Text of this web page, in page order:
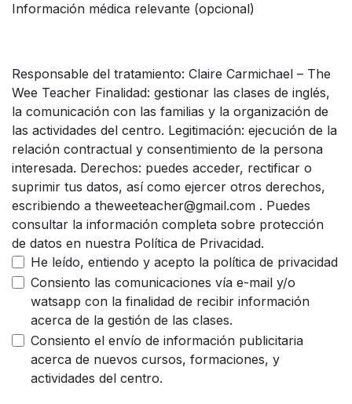
Información médica relevante (opcional)
Responsable del tratamiento: Claire Carmichael – The
Wee Teacher Finalidad: gestionar las clases de inglés,
la comunicación con las familias y la organización de
las actividades del centro. Legitimación: ejecución de la
relación contractual y consentimiento de la persona
interesada. Derechos: puedes acceder, rectificar o
suprimir tus datos, así como ejercer otros derechos,
escribiendo a theweeteacher@gmail.com . Puedes
consultar la información completa sobre protección
de datos en nuestra Política de Privacidad.
He leído, entiendo y acepto la política de privacidad
Consiento las comunicaciones vía e-mail y/o
watsapp con la finalidad de recibir información
acerca de la gestión de las clases.
Consiento el envío de información publicitaria
acerca de nuevos cursos, formaciones, y
actividades del centro.